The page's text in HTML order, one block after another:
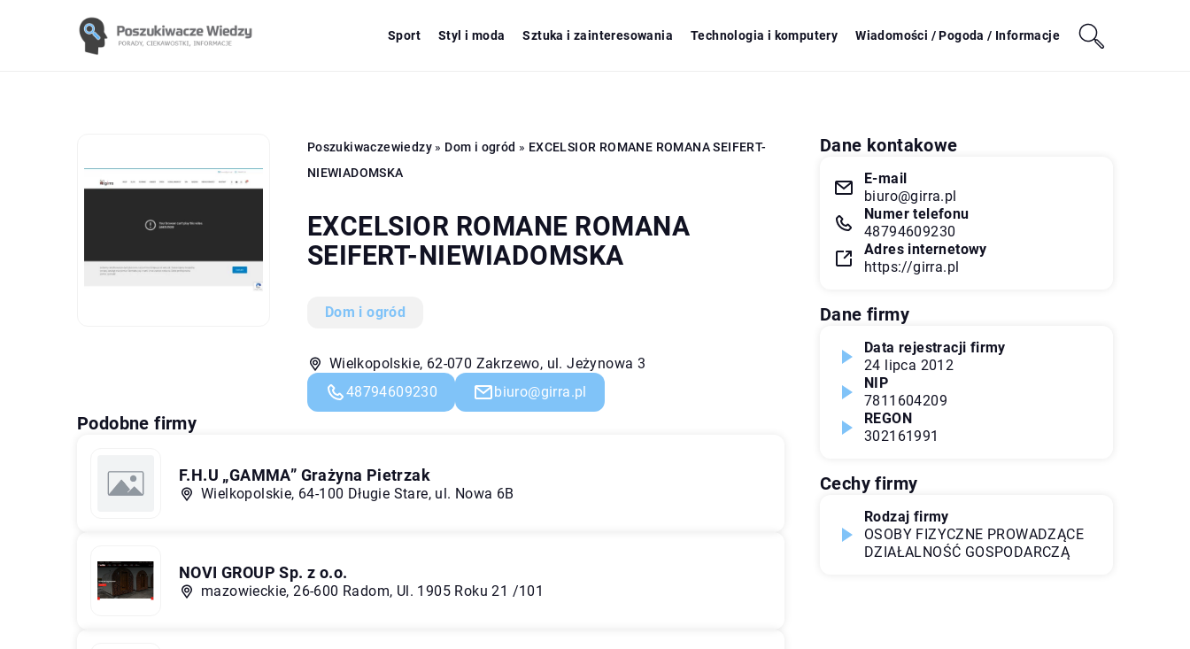
Sport Styl i moda Sztuka i zainteresowania Technologia i komputery Wiadomości / Pogoda / Informacje
Poszukiwaczewiedzy» Dom i ogród » EXCELSIOR ROMANE ROMANA SEIFERT-
NIEWIADOMSKA
EXCELSIOR ROMANE ROMANA
SEIFERT-NIEWIADOMSKA
Dom i ogród
Wielkopolskie, 62-070 Zakrzewo, ul. Jeżynowa 3
48794609230
biuro@girra.pl
Podobne firmy
F.H.U „GAMMA” Grażyna Pietrzak
Wielkopolskie, 64-100 Długie Stare, ul. Nowa 6B
NOVI GROUP Sp. z o.o.
mazowieckie, 26-600 Radom, Ul. 1905 Roku 21 /101
Dane kontakowe
E-mail
biuro@girra.pl
Numer telefonu
48794609230
Adres internetowy
https://girra.pl
Dane firmy
Data rejestracji firmy
24 lipca 2012
NIP
7811604209
REGON
302161991
Cechy firmy
Rodzaj firmy
OSOBY FIZYCZNE PROWADZĄCE
DZIAŁALNOŚĆ GOSPODARCZĄ